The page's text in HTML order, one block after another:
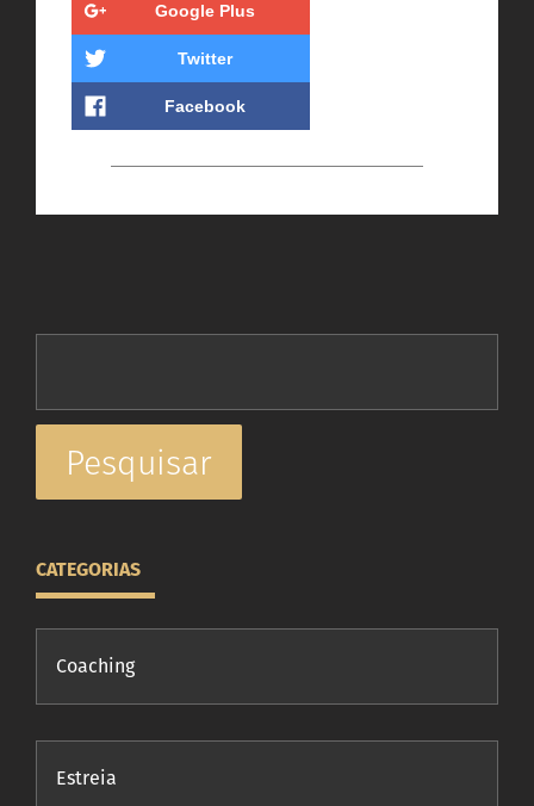
Google Plus
Twitter
Facebook
CATEGORIAS
Coaching
Estreia